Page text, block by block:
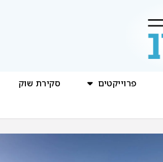
פרוייקטים
סקירת שוק